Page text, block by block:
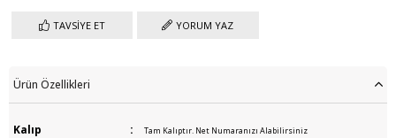
TAVSIYE ET YORUM YAZ
Ürün Özellikleri
Kalıp : Tam Kalıptır. Net Numaranızı Alabilirsiniz